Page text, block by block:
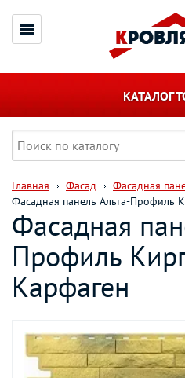
КАТАЛОГ
Главная Фасад Фасадная
Фасадная панель Альта-Профиль
Фасадная
Профиль
Карфаген